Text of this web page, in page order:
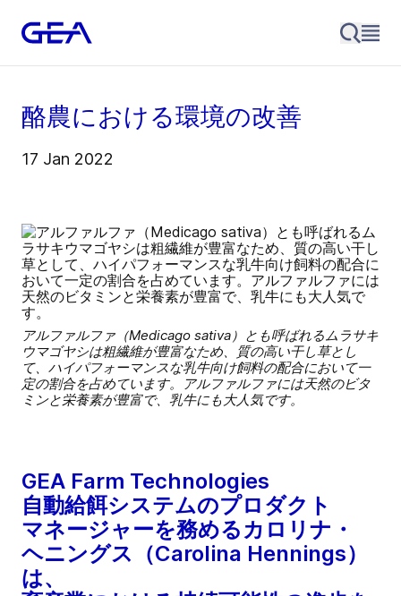
酪農における環境の改善
17 Jan 2022
アルファルファ（Medicago sativa）とも呼ばれるムラサキ
ウマゴヤシは粗繊維が豊富なため、質の高い干し草とし
て、ハイパフォーマンスな乳牛向け飼料の配合において一
定の割合を占めています。アルファルファには天然のビタ
ミンと栄養素が豊富で、乳牛にも大人気です。
GEA Farm Technologies
自動給餌システムのプロダクト
マネージャーを務めるカロリナ・
ヘニングス（Carolina Hennings）
は、